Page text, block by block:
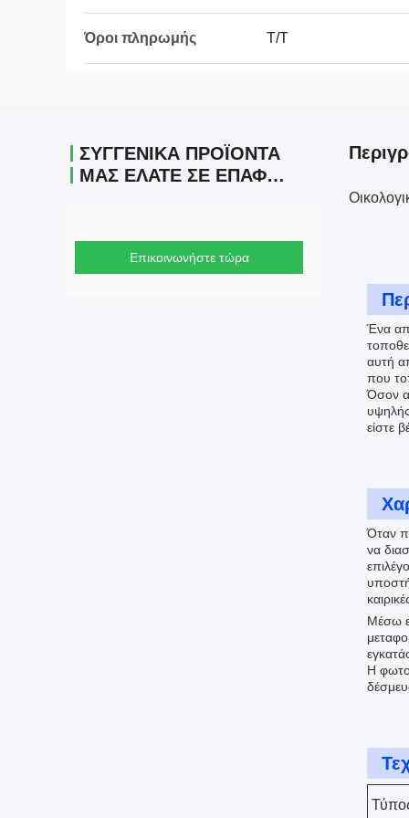
Όροι πληρωμής Τ/Τ
ΣΥΓΓΕΝΙΚΆ ΠΡΟΪΌΝΤΑ
ΜΑΣ ΕΛΆΤΕ ΣΕ ΕΠΑΦΉ ΜΕ
Επικοινωνήστε τώρα
Ένα
αυτή
που
Όσον
είστε
Όταν
να
Μέσω
Η